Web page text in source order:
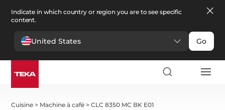
Indicate in which country or region you are to see specific
content.
United States Go
Cuisine > Machine à café >CLC 8350 MC BK E01